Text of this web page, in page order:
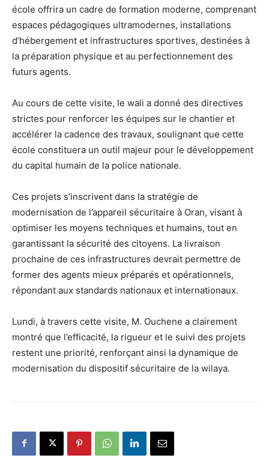
école offrira un cadre de formation moderne, comprenant
espaces pédagogiques ultramodernes, installations
d’hébergement et infrastructures sportives, destinées à
la préparation physique et au perfectionnement des
futurs agents.
Au cours de cette visite, le wali a donné des directives
strictes pour renforcer les équipes sur le chantier et
accélérer la cadence des travaux, soulignant que cette
école constituera un outil majeur pour le développement
du capital humain de la police nationale.
Ces projets s’inscrivent dans la stratégie de
modernisation de l’appareil sécuritaire à Oran, visant à
optimiser les moyens techniques et humains, tout en
garantissant la sécurité des citoyens. La livraison
prochaine de ces infrastructures devrait permettre de
former des agents mieux préparés et opérationnels,
répondant aux standards nationaux et internationaux.
Lundi, à travers cette visite, M. Ouchene a clairement
montré que l’efficacité, la rigueur et le suivi des projets
restent une priorité, renforçant ainsi la dynamique de
modernisation du dispositif sécuritaire de la wilaya.